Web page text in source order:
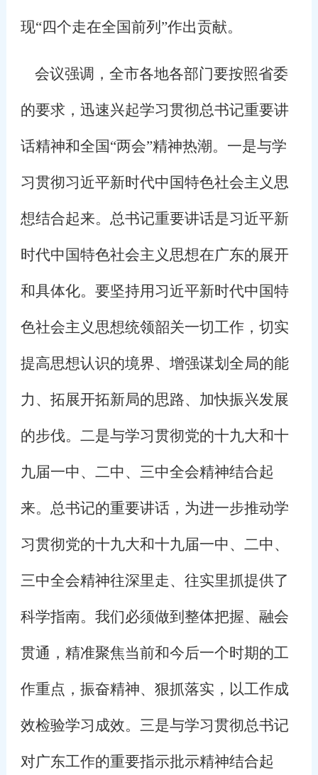
现“四个走在全国前列”作出贡献。
会议强调，全市各地各部门要按照省委
的要求，迅速兴起学习贯彻总书记重要讲
话精神和全国“两会”精神热潮。一是与学
习贯彻习近平新时代中国特色社会主义思
想结合起来。总书记重要讲话是习近平新
时代中国特色社会主义思想在广东的展开
和具体化。要坚持用习近平新时代中国特
色社会主义思想统领韶关一切工作，切实
提高思想认识的境界、增强谋划全局的能
力、拓展开拓新局的思路、加快振兴发展
的步伐。二是与学习贯彻党的十九大和十
九届一中、二中、三中全会精神结合起
来。总书记的重要讲话，为进一步推动学
习贯彻党的十九大和十九届一中、二中、
三中全会精神往深里走、往实里抓提供了
科学指南。我们必须做到整体把握、融会
贯通，精准聚焦当前和今后一个时期的工
作重点，振奋精神、狠抓落实，以工作成
效检验学习成效。三是与学习贯彻总书记
对广东工作的重要指示批示精神结合起